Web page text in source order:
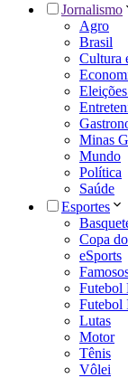
Jornalismo
Agro
Brasil
Cultura
Minas
Mundo
Política
Saúde
Esportes
Copa
eSports
Futebol
Futebol
Lutas
Motor
Tênis
Vôlei